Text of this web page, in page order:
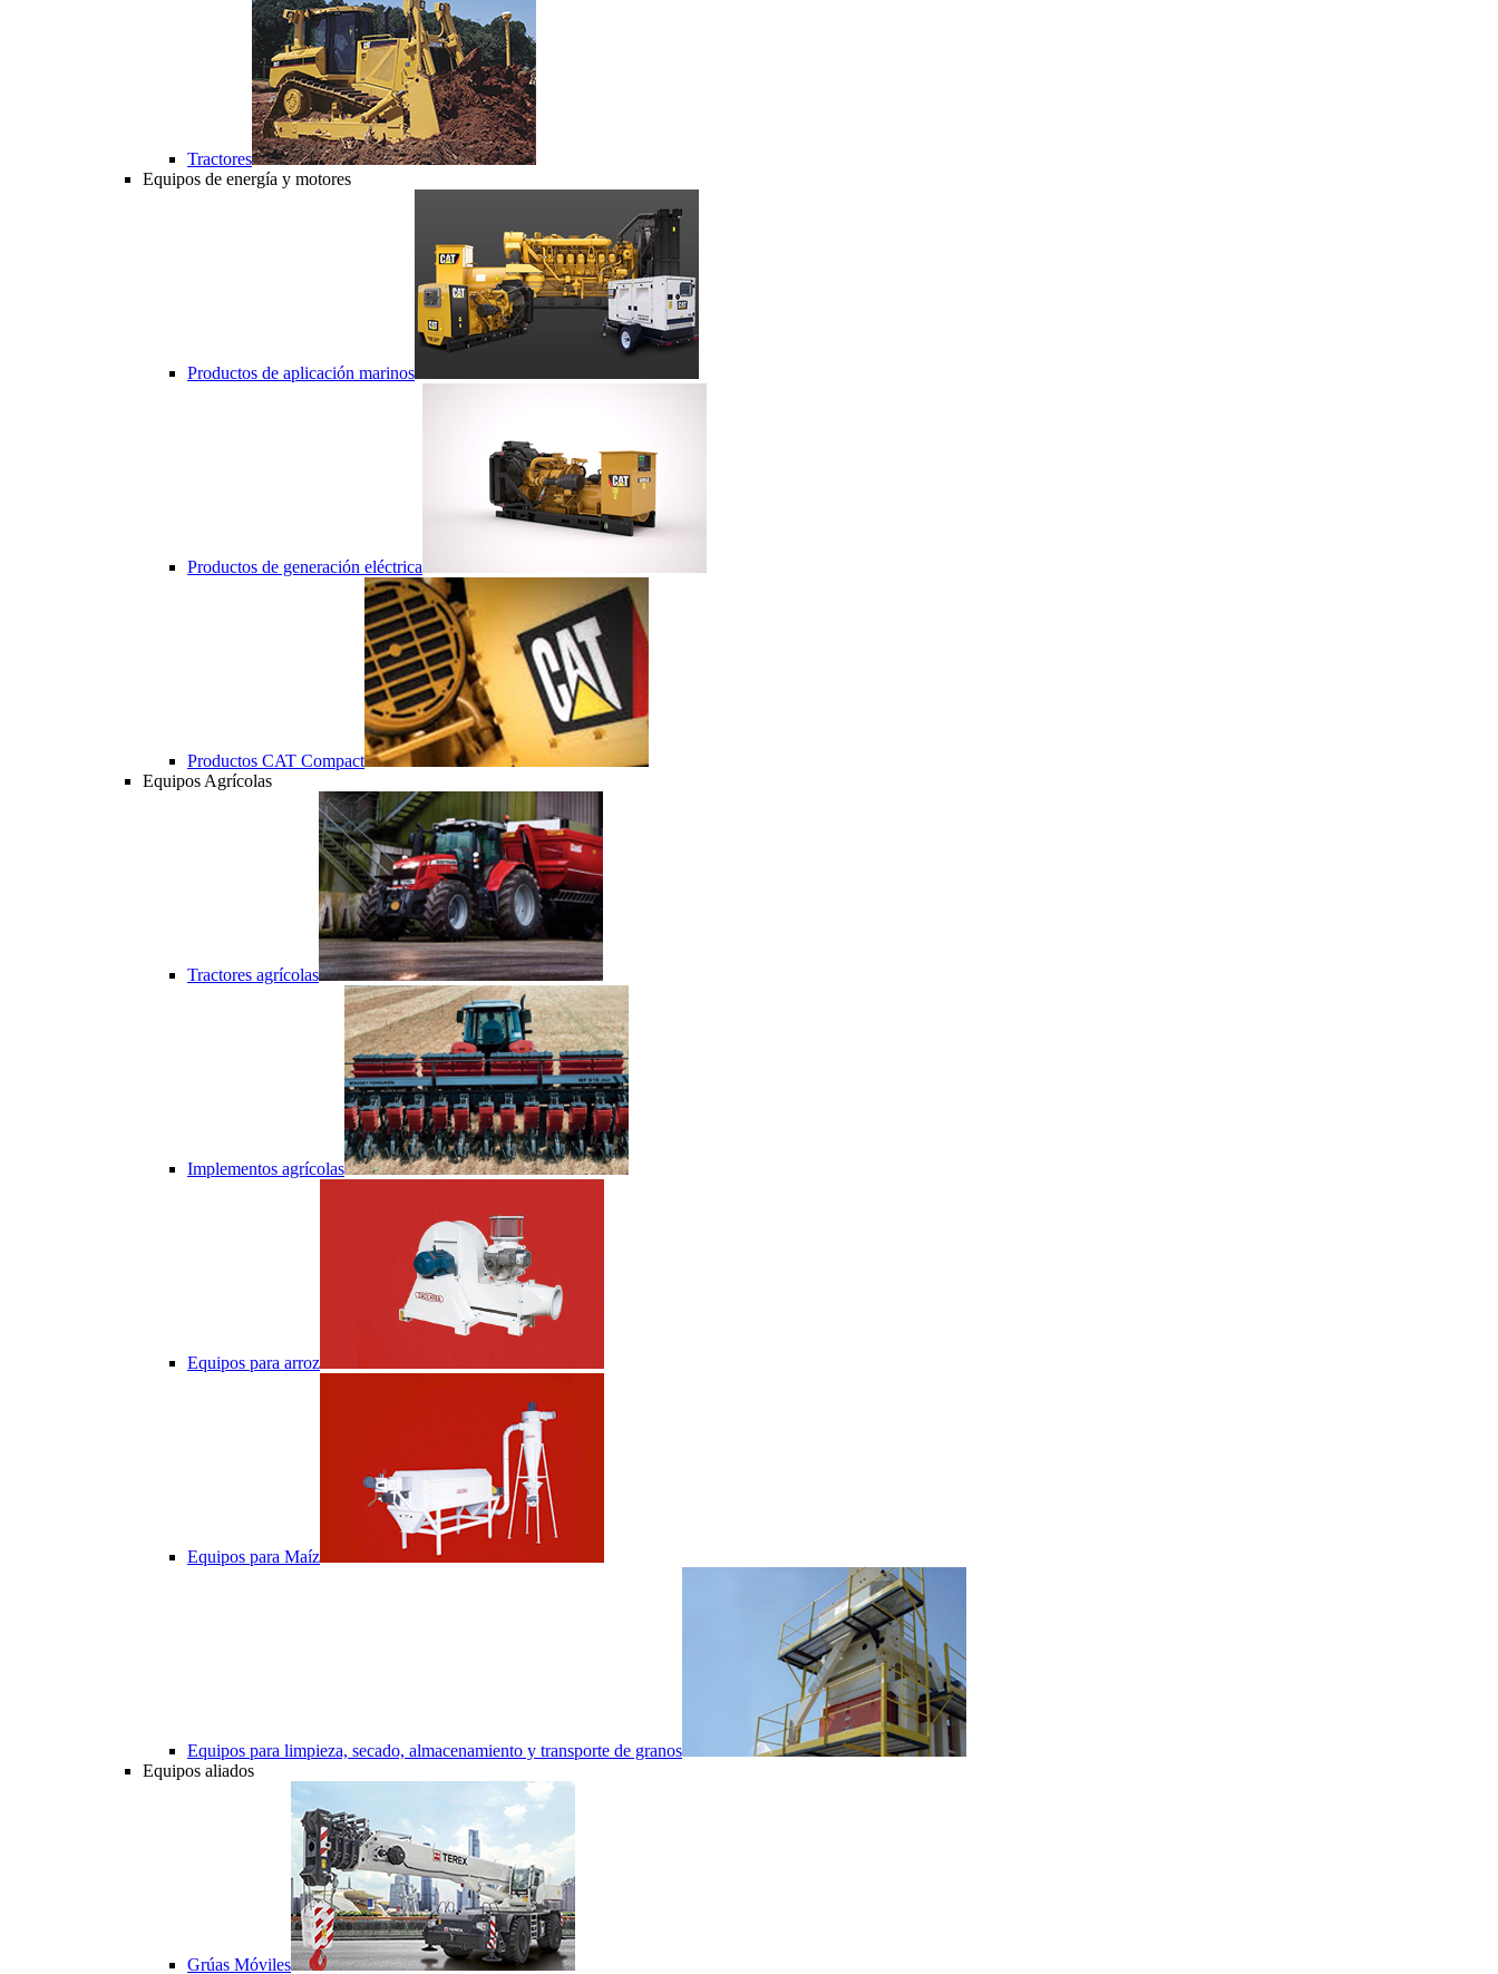
Tractores
Equipos de energía y motores
Productos de aplicación marinos
Productos de generación eléctrica
Productos CAT Compact
Equipos Agrícolas
Tractores agrícolas
Implementos agrícolas
Equipos para arroz
Equipos para Maíz
Equipos para limpieza, secado, almacenamiento y transporte de granos
Equipos aliados
Grúas Móviles